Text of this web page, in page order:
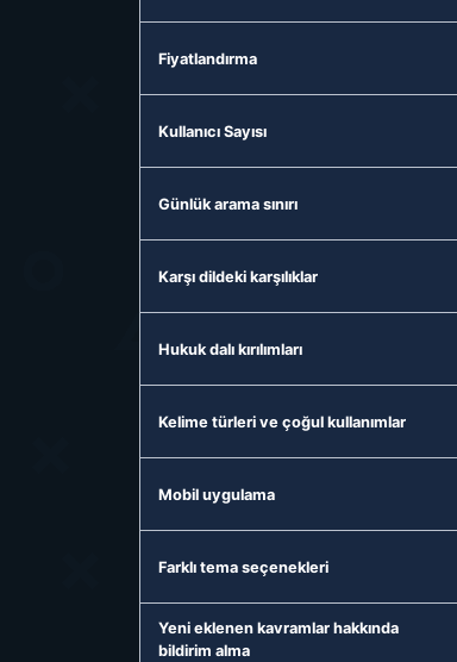
Fiyatlandırma
Kullanıcı Sayısı
Günlük arama sınırı
Karşı dildeki karşılıklar
Hukuk dalı kırılımları
Kelime türleri ve çoğul kullanımlar
Mobil uygulama
Farklı tema seçenekleri
Yeni eklenen kavramlar hakkında
bildirim alma